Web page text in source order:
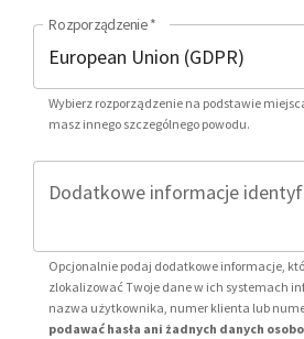
Rozporządzenie*
Wybierz rozporządzenie na podstawie
masz innego szczególnego powodu.
Opcjonalnie podaj dodatkowe informacje,
zlokalizować Twoje dane w ich systemach
nazwa użytkownika, numer klienta lub
podawać hasła ani żadnych danych